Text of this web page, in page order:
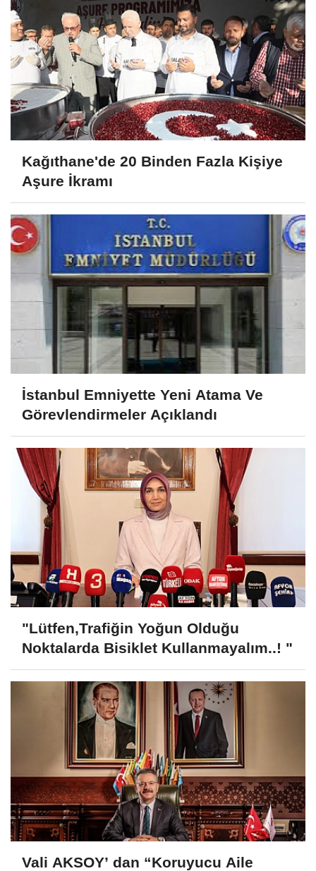
Kağıthane'de 20 Binden Fazla Kişiye
Aşure İkramı
İstanbul Emniyette Yeni Atama Ve
Görevlendirmeler Açıklandı
"Lütfen,Trafiğin Yoğun Olduğu
Noktalarda Bisiklet Kullanmayalım..! "
Vali AKSOY’ dan “Koruyucu Aile